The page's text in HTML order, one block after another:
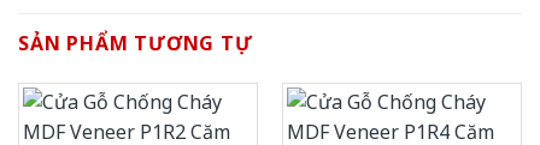
SẢN PHẨM TƯƠNG TỰ